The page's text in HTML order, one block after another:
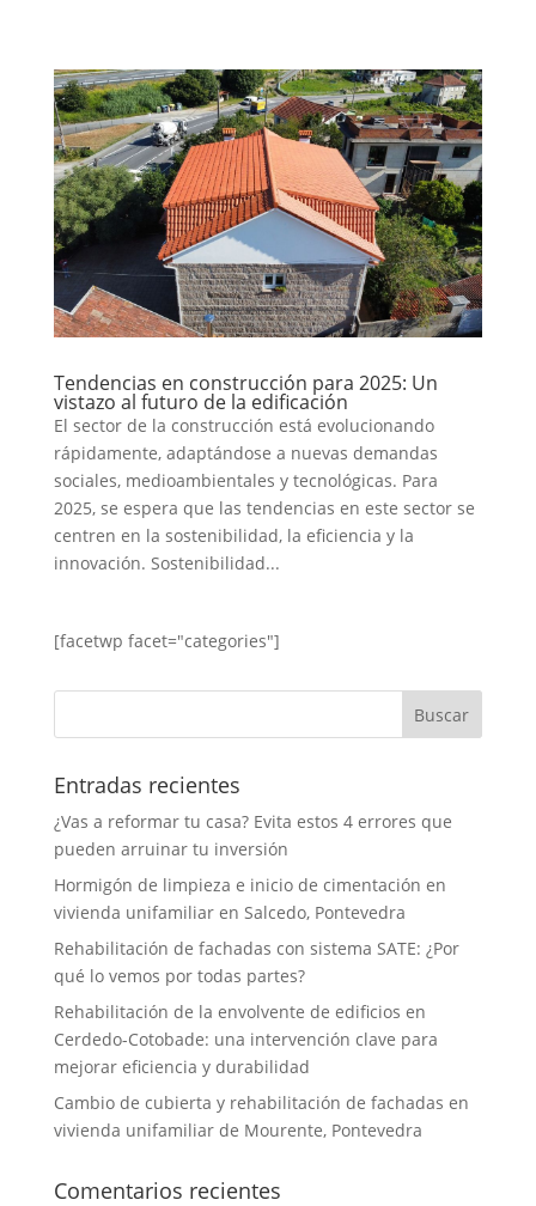
Tendencias en construcción para 2025: Un
vistazo al futuro de la edificación
El sector de la construcción está evolucionando
rápidamente, adaptándose a nuevas demandas
sociales, medioambientales y tecnológicas. Para
2025, se espera que las tendencias en este sector se
centren en la sostenibilidad, la eficiencia y la
innovación. Sostenibilidad...
[facetwp facet="categories"]
Entradas recientes
¿Vas a reformar tu casa? Evita estos 4 errores que
pueden arruinar tu inversión
Hormigón de limpieza e inicio de cimentación en
vivienda unifamiliar en Salcedo, Pontevedra
Rehabilitación de fachadas con sistema SATE: ¿Por
qué lo vemos por todas partes?
Rehabilitación de la envolvente de edificios en
Cerdedo-Cotobade: una intervención clave para
mejorar eficiencia y durabilidad
Cambio de cubierta y rehabilitación de fachadas en
vivienda unifamiliar de Mourente, Pontevedra
Comentarios recientes